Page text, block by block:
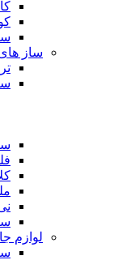
ساز
لوازم